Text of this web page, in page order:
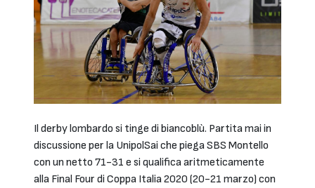
Il derby lombardo si tinge di biancoblù. Partita mai in
discussione per la UnipolSai che piega SBS Montello
con un netto 71-31 e si qualifica aritmeticamente
alla Final Four di Coppa Italia 2020 (20-21 marzo) con